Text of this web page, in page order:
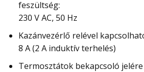
feszültség:
230 V AC, 50 Hz
Kazánvezérlő relével
8 A (2 A induktív terhelés)
Termosztátok bekapcsoló